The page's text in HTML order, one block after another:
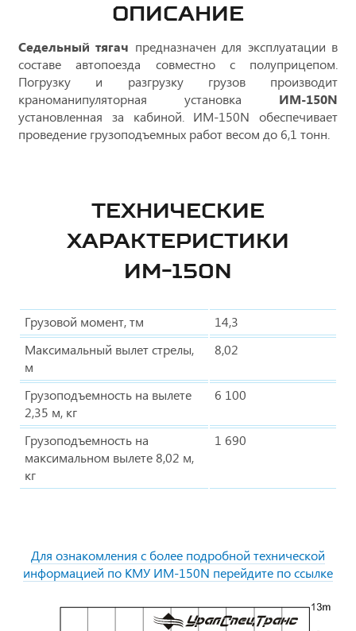
ОПИСАНИЕ
Седельный тягач предназначен для эксплуатации в
составе автопоезда совместно с полуприцепом.
Погрузку и разгрузку грузов производит
краноманипуляторная установка ИМ-150N
установленная за кабиной. ИМ-150N обеспечивает
проведение грузоподъемных работ весом до 6,1 тонн.
ТЕХНИЧЕСКИЕ
ХАРАКТЕРИСТИКИ
ИМ-150N
Грузовой момент, тм
14,3
Максимальный вылет стрелы,
м
8,02
Грузоподъемность на вылете
2,35 м, кг
6 100
Грузоподъемность на
максимальном вылете 8,02 м,
кг
1 690
Для ознакомления с более подробной технической
информацией по КМУ ИМ-150N перейдите по ссылке